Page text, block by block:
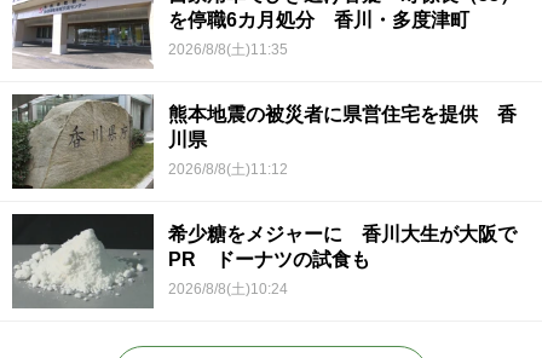
を停職6カ月処分 香川・多度津町
2026/8/8(土)11:35
熊本地震の被災者に県営住宅を提供 香
川県
2026/8/8(土)11:12
希少糖をメジャーに 香川大生が大阪で
PR ドーナツの試食も
2026/8/8(土)10:24